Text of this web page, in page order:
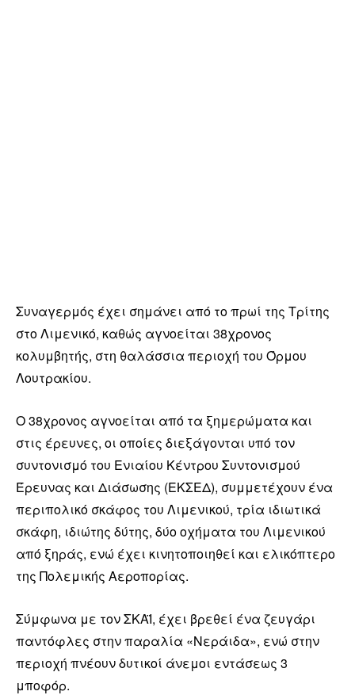
Συναγερμός έχει σημάνει από το πρωί της Τρίτης
στο Λιμενικό, καθώς αγνοείται 38χρονος
κολυμβητής, στη θαλάσσια περιοχή του Όρμου
Λουτρακίου.
Ο 38χρονος αγνοείται από τα ξημερώματα και
στις έρευνες, οι οποίες διεξάγονται υπό τον
συντονισμό του Ενιαίου Κέντρου Συντονισμού
Έρευνας και Διάσωσης (ΕΚΣΕΔ), συμμετέχουν ένα
περιπολικό σκάφος του Λιμενικού, τρία ιδιωτικά
σκάφη, ιδιώτης δύτης, δύο οχήματα του Λιμενικού
από ξηράς, ενώ έχει κινητοποιηθεί και ελικόπτερο
της Πολεμικής Αεροπορίας.
Σύμφωνα με τον ΣΚΑΪ, έχει βρεθεί ένα ζευγάρι
παντόφλες στην παραλία «Νεράιδα», ενώ στην
περιοχή πνέουν δυτικοί άνεμοι εντάσεως 3
μποφόρ.